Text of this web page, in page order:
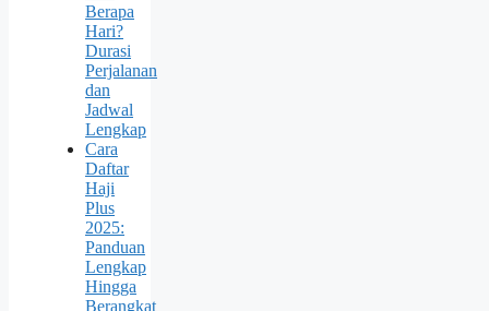
Berapa
Hari?
Durasi
Perjalanan
dan
Jadwal
Lengkap
Cara
Daftar
Haji
Plus
2025:
Panduan
Lengkap
Hingga
Berangkat